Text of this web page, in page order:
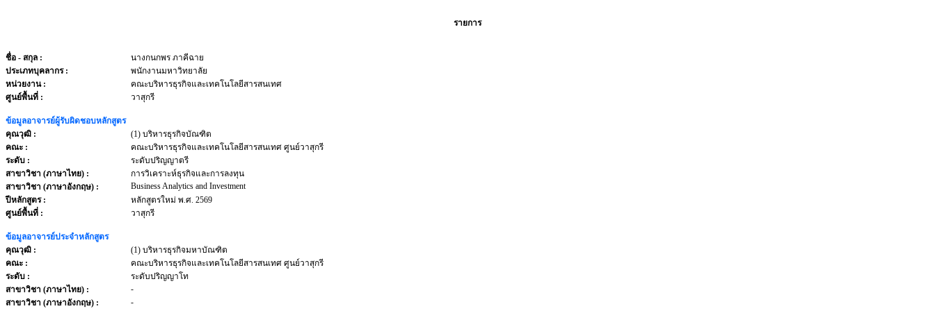
รายการ
ชื่อ - สกุล :
นางกนกพร ภาคีฉาย
ประเภทบุคลากร :
พนักงานมหาวิทยาลัย
หน่วยงาน :
คณะบริหารธุรกิจและเทคโนโลยีสารสนเทศ
ศูนย์พื้นที่ :
วาสุกรี
ข้อมูลอาจารย์ผู้รับผิดชอบหลักสูตร
คุณวุฒิ :
(1) บริหารธุรกิจบัณฑิต
คณะ :
คณะบริหารธุรกิจและเทคโนโลยีสารสนเทศ ศูนย์วาสุกรี
ระดับ :
ระดับปริญญาตรี
สาขาวิชา (ภาษาไทย) :
การวิเคราะห์ธุรกิจและการลงทุน
สาขาวิชา (ภาษาอังกฤษ) :
Business Analytics and Investment
ปีหลักสูตร :
หลักสูตรใหม่ พ.ศ. 2569
ศูนย์พื้นที่ :
วาสุกรี
ข้อมูลอาจารย์ประจำหลักสูตร
คุณวุฒิ :
(1) บริหารธุรกิจมหาบัณฑิต
คณะ :
คณะบริหารธุรกิจและเทคโนโลยีสารสนเทศ ศูนย์วาสุกรี
ระดับ :
ระดับปริญญาโท
สาขาวิชา (ภาษาไทย) :
-
สาขาวิชา (ภาษาอังกฤษ) :
-